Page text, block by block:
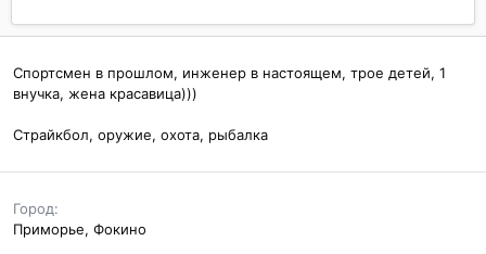
Спортсмен в прошлом, инженер в настоящем, трое детей, 1
внучка, жена красавица)))
Страйкбол, оружие, охота, рыбалка
Город
Приморье, Фокино